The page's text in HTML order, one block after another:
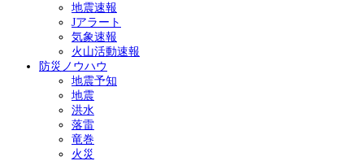
地震速報
Jアラート
気象速報
火山活動速報
防災ノウハウ
地震予知
地震
洪水
落雷
竜巻
火災